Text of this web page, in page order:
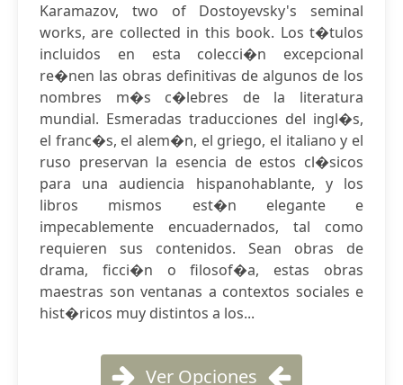
Karamazov, two of Dostoyevsky's seminal
works, are collected in this book. Los t�tulos
incluidos en esta colecci�n excepcional
re�nen las obras definitivas de algunos de los
nombres m�s c�lebres de la literatura
mundial. Esmeradas traducciones del ingl�s,
el franc�s, el alem�n, el griego, el italiano y el
ruso preservan la esencia de estos cl�sicos
para una audiencia hispanohablante, y los
libros mismos est�n elegante e
impecablemente encuadernados, tal como
requieren sus contenidos. Sean obras de
drama, ficci�n o filosof�a, estas obras
maestras son ventanas a contextos sociales e
hist�ricos muy distintos a los...
Ver Opciones